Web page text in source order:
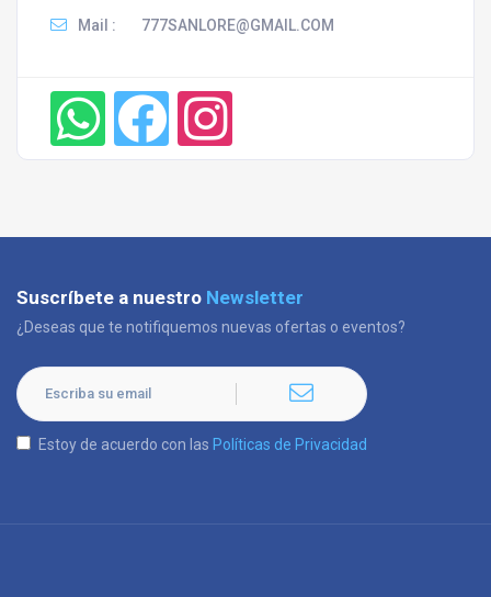
Mail : 777SANLORE@GMAIL.COM
Suscríbete a nuestro Newsletter
¿Deseas que te notifiquemos nuevas ofertas o eventos?
Estoy de acuerdo con las Políticas de Privacidad